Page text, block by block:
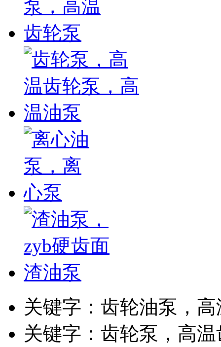
关键字：齿轮油泵，
关键字：齿轮泵，高